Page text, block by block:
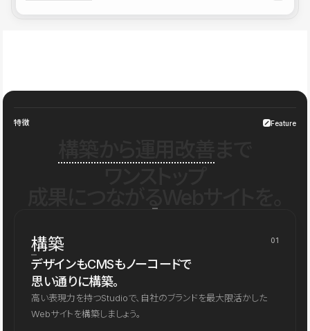
特徴 Feature
構築 01
デザインもCMSもノーコードで
思い通りに構築。
高い表現力を持つStudioで、自社のブランドを最大限活かした
Webサイトを構築しましょう。